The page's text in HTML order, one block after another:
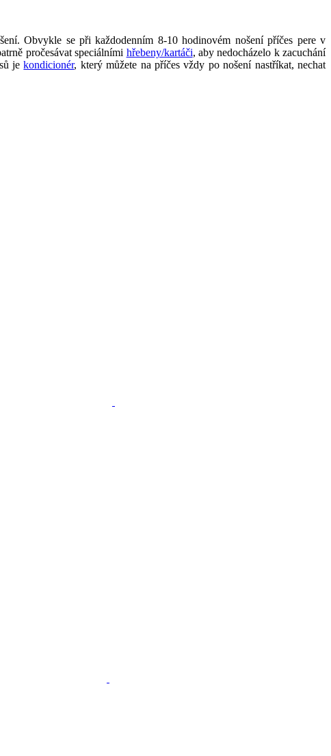
Obvykle se při každodenním 8-10 hodinovém nošení příčes pere v
pročesávat speciálními hřebeny/kartáči, aby nedocházelo k zacuchání
jekondicionér, který můžete na příčes vždy po nošení nastříkat, nechat